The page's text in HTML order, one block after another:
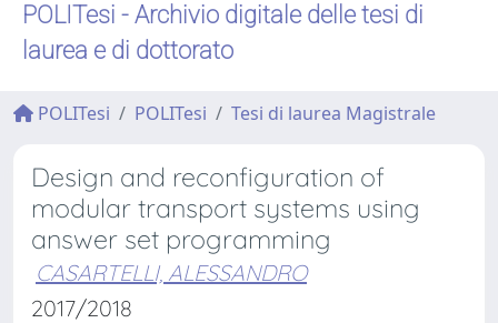
POLITesi - Archivio digitale delle tesi di
laurea e di dottorato
POLITesi POLITesi Tesi di laurea Magistrale
Design and reconfiguration of
modular transport systems using
answer set programming
CASARTELLI, ALESSANDRO
2017/2018